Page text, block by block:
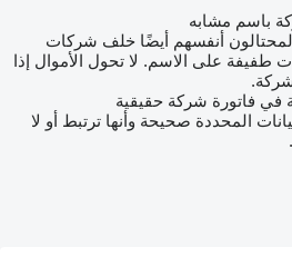
باسم مشابه
أنفسهم أيضًا خلف شركات
طفيفة على الاسم. لا تحول الأموال إذا
في فاتورة شركة حقيقية
المحددة صحيحة وأنها ترتبط أو لا